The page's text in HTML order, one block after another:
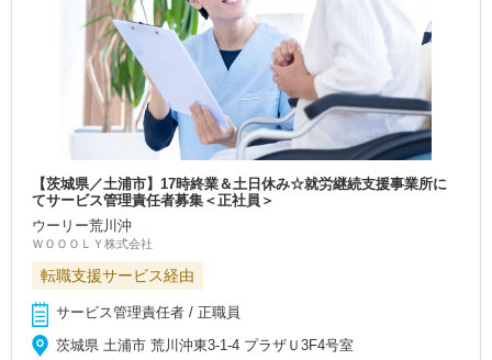
【茨城県／土浦市】17時終業＆土日休み☆就労継続支援事業所に
てサービス管理責任者募集＜正社員＞
ウーリー荒川沖
ＷＯＯＯＬＹ株式会社
転職支援サービス経由
サービス管理責任者 / 正職員
茨城県 土浦市 荒川沖東3-1-4 プラザＵ3F4号室